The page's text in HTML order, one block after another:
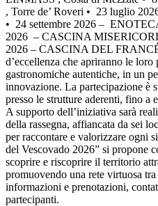
, Torre de’ Roveri •⁠ ⁠ 23 luglio
•⁠ ⁠ 24 settembre 2026 –
2026 – CASCINA
2026 – CASCINA DEL
d’eccellenza che apriranno le
gastronomiche autentiche, in un
innovazione. La partecipazione è
presso le strutture aderenti, fino a
A supporto dell’iniziativa sarà
della rassegna, affiancata da sei
per raccontare e valorizzare ogni
del Vescovado 2026” si propone
scoprire e riscoprire il territorio
promuovendo una rete virtuosa
informazioni e prenotazioni,
partecipanti.